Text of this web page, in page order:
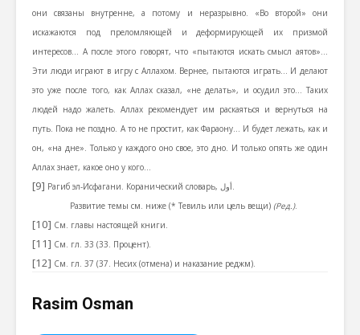
они связаны внутренне, а потому и неразрывно. «Во второй» они
искажаются под преломляющей и деформирующей их призмой
интересов… А после этого говорят, что «пытаются искать смысл аятов»…
Эти люди играют в игру с Аллахом. Вернее, пытаются играть… И делают
это уже после того, как Аллах сказал, «не делать», и осудил это… Таких
людей надо жалеть. Аллах рекомендует им раскаяться и вернуться на
путь. Пока не поздно. А то не простит, как Фараону… И будет лежать, как и
он, «на дне». Только у каждого оно свое, это дно. И только опять же один
Аллах знает, какое оно у кого…
[9] Рагиб эл-Исфагани. Коранический словарь, أول.
Развитие темы см. ниже (* Тевиль или цель вещи) (Ред.).
[10] См. главы настоящей книги.
[11] См. гл. 33 (33. Процент).
[12] См. гл. 37 (37. Несих (отмена) и наказание реджм).
Rasim Osman